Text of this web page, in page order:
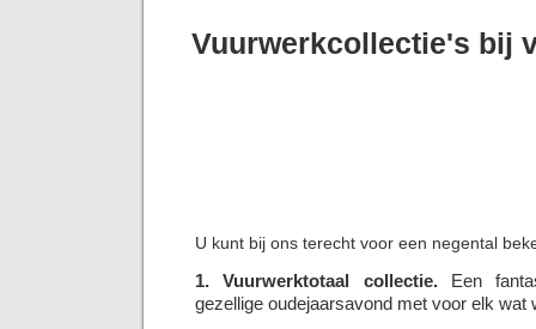
Vuurwerkcollectie's bij
U kunt bij ons terecht voor een negental
1. Vuurwerktotaal collectie.Een
gezellige oudejaarsavond met voor elk wat